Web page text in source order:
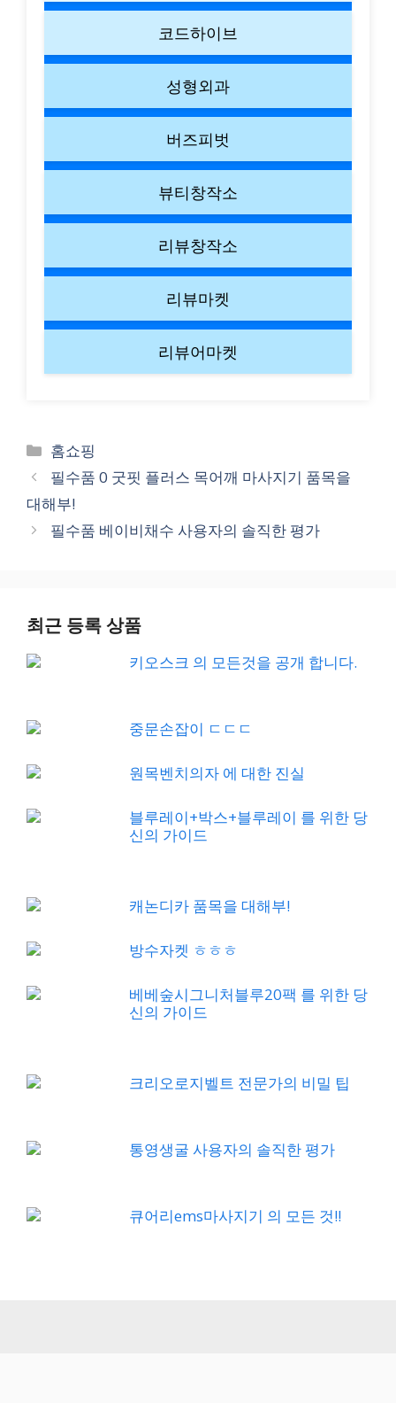
코드하이브
성형외과
버즈피벗
뷰티창작소
리뷰창작소
리뷰마켓
리뷰어마켓
Categories
홈쇼핑
필수품 0 굿핏 플러스 목어깨 마사지기 품목을
대해부!
필수품 베이비채수 사용자의 솔직한 평가
최근 등록 상품
키오스크 의 모든것을 공개 합니다.
중문손잡이 ㄷㄷㄷ
원목벤치의자 에 대한 진실
블루레이+박스+블루레이 를 위한 당
신의 가이드
캐논디카 품목을 대해부!
방수자켓 ㅎㅎㅎ
베베숲시그니처블루20팩 를 위한 당
신의 가이드
크리오로지벨트 전문가의 비밀 팁
통영생굴 사용자의 솔직한 평가
큐어리ems마사지기 의 모든 것!!